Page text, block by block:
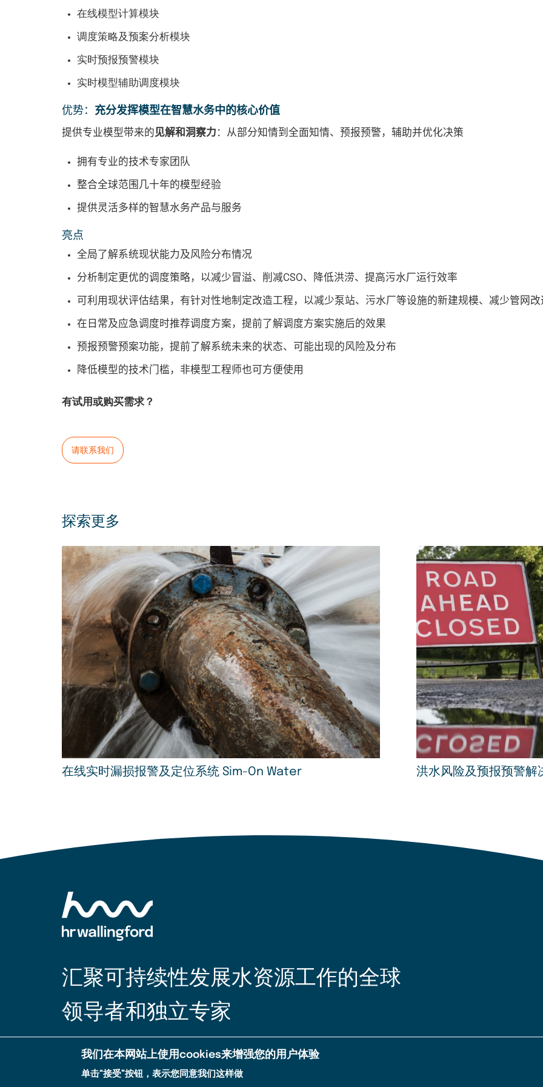
在线模型计算模块
调度策略及预案分析模块
实时预报预警模块
实时模型辅助调度模块
优势： 充分发挥模型在智慧水务中的核心价值
提供专业模型带来的见解和洞察力 ：从部分知情到全面知情、预报预警， 辅助并优化决策
拥有专业的技术专家团队
整合全球范围几十年的模型经验
提供灵活多样的智慧水务产品与服务
亮点
全局了解系统现状能力及风险分布情况
分析制定更优的调度策略，以减少冒溢、削减CSO、降低洪涝、提高污水厂运行效率
可利用现状评估结果，有针对性地制定改造工程，以减少泵站、污水厂等设施的新建规模、减少管网改
在日常及应急调度时推荐调度方案，提前了解调度方案实施后的效果
预报预警预案功能，提前了解系统未来的状态、可能出现的风险及分布
降低模型的技术门槛，非模型工程师也可方便使用
有试用或购买需求？
请联系我们
探索更多
在线实时漏损报警及定位系统 Sim-On Water 洪水风险及预报预警解
汇聚可持续性发展水资源工作的全球
领导者和独立专家
Legal
使用条款 沪ICP备2021022949号 燃气技术支持
我们在本网站上使用cookies来增强您的用户体验
单击“接受”按钮，表示您同意我们这样做